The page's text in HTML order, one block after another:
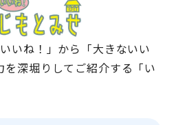
いね！」から「大きないい
を深堀りしてご紹介する「い